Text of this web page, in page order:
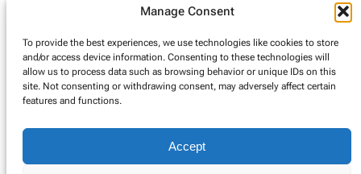
Manage Consent
To provide the best experiences, we use technologies like cookies to store
and/or access device information. Consenting to these technologies will
allow us to process data such as browsing behavior or unique IDs on this
site. Not consenting or withdrawing consent, may adversely affect certain
features and functions.
Accept
De eerste wereldoorlog was er één van grote
zorgvuldig miljoenen pionnen aan de hand van de
internationale protagonisten. Het was niet alleen een
oorlog die alle andere oorlogen zou veranderen, het was
er ook één van stagnatie en ontzettend veel menselijk
leed. Door de loopgraven oorlog was het…